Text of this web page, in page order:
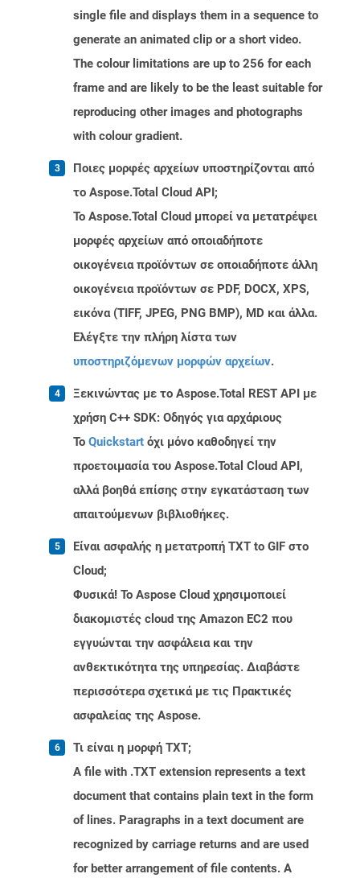
single file and displays them in a sequence to
generate an animated clip or a short video.
The colour limitations are up to 256 for each
frame and are likely to be the least suitable for
reproducing other images and photographs
with colour gradient.
Ποιες μορφές αρχείων υποστηρίζονται από
το Aspose.Total Cloud API;
Το Aspose.Total Cloud μπορεί να μετατρέψει
μορφές αρχείων από οποιαδήποτε
οικογένεια προϊόντων σε οποιαδήποτε άλλη
οικογένεια προϊόντων σε PDF, DOCX, XPS,
εικόνα (TIFF, JPEG, PNG BMP), MD και άλλα.
Ελέγξτε την πλήρη λίστα των
υποστηριζόμενων μορφών αρχείων.
Ξεκινώντας με το Aspose.Total REST API με
χρήση C++ SDK: Οδηγός για αρχάριους
Το Quickstart όχι μόνο καθοδηγεί την
προετοιμασία του Aspose.Total Cloud API,
αλλά βοηθά επίσης στην εγκατάσταση των
απαιτούμενων βιβλιοθήκες.
Είναι ασφαλής η μετατροπή TXT to GIF στο
Cloud;
Φυσικά! Το Aspose Cloud χρησιμοποιεί
διακομιστές cloud της Amazon EC2 που
εγγυώνται την ασφάλεια και την
ανθεκτικότητα της υπηρεσίας. Διαβάστε
περισσότερα σχετικά με τις Πρακτικές
ασφαλείας της Aspose.
Τι είναι η μορφή TXT;
A file with .TXT extension represents a text
document that contains plain text in the form
of lines. Paragraphs in a text document are
recognized by carriage returns and are used
for better arrangement of file contents. A